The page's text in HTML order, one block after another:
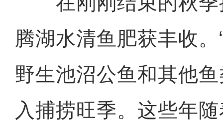
腾湖水清鱼肥获丰收
野生池沼公鱼和其他
入捕捞旺季。这些年